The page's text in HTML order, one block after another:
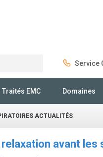
Service
Traités EMC Domaines
ACTUALITÉS
avant les